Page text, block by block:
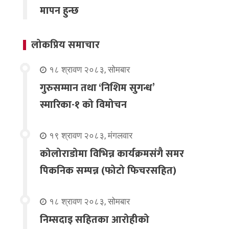
मापन हुन्छ
लोकप्रिय समाचार
१८ श्रावण २०८३, सोमबार
गुरुसम्मान तथा ‘निशिम सुगन्ध’
स्मारिका-१ को विमोचन
१९ श्रावण २०८३, मंगलवार
कोलोराडोमा विभिन्न कार्यक्रमसंगै समर
पिकनिक सम्पन्न (फोटो फिचरसहित)
१८ श्रावण २०८३, सोमबार
निम्सदाइ सहितका आरोहीको